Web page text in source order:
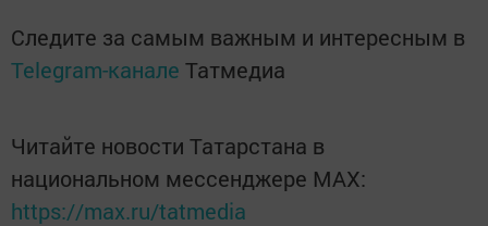
Следите за самым важным и интересным в
Telegram-канале Татмедиа
Читайте новости Татарстана в
национальном мессенджере MАХ:
https://max.ru/tatmedia